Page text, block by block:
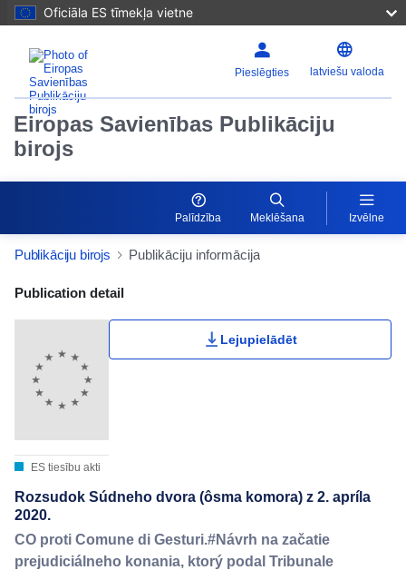
Oficiāla ES tīmekļa vietne
Pieslēgties latviešu valoda
Eiropas Savienības Publikāciju
birojs
Palīdzība Meklēšana Izvēlne
Publikāciju birojs Publikāciju informācija
Publication Detail Actions Portlet
Publication detail
ES tiesību akti
Lejupielādēt
Rozsudok Súdneho dvora (ôsma komora) z 2. apríla
2020.
CO proti Comune di Gesturi.#Návrh na začatie
prejudiciálneho konania, ktorý podal Tribunale